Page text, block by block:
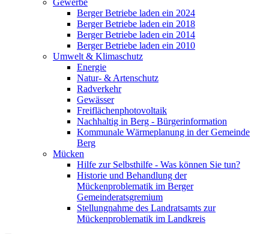
Gewerbe
Berger Betriebe laden ein 2024
Berger Betriebe laden ein 2018
Berger Betriebe laden ein 2014
Berger Betriebe laden ein 2010
Umwelt & Klimaschutz
Energie
Natur- & Artenschutz
Radverkehr
Gewässer
Freiflächenphotovoltaik
Nachhaltig in Berg - Bürgerinformation
Kommunale Wärmeplanung in der Gemeinde
Berg
Mücken
Hilfe zur Selbsthilfe - Was können Sie tun?
Historie und Behandlung der
Mückenproblematik im Berger
Gemeinderatsgremium
Stellungnahme des Landratsamts zur
Mückenproblematik im Landkreis